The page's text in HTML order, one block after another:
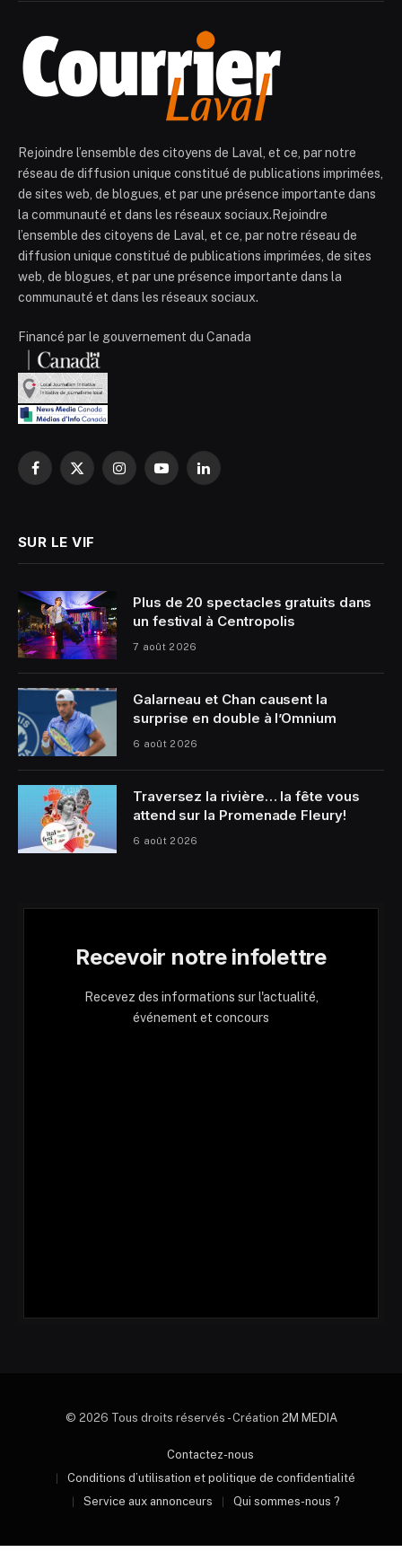
Rejoindre l’ensemble des citoyens de Laval, et ce, par notre
réseau de diffusion unique constitué de publications imprimées,
de sites web, de blogues, et par une présence importante dans
la communauté et dans les réseaux sociaux.Rejoindre
l’ensemble des citoyens de Laval, et ce, par notre réseau de
diffusion unique constitué de publications imprimées, de sites
web, de blogues, et par une présence importante dans la
communauté et dans les réseaux sociaux.
Financé par le gouvernement du Canada
Facebook
X
InstagramYouTubeLinkedIn
SUR LE VIF
Plus de 20 spectacles gratuits dans
un festival à Centropolis
7 août 2026
Galarneau et Chan causent la
surprise en double à l’Omnium
6 août 2026
Traversez la rivière… la fête vous
attend sur la Promenade Fleury!
6 août 2026
Recevoir notre infolettre
Recevez des informations sur l'actualité,
événement et concours
© 2026 Tous droits réservés - Création 2M MEDIA
Contactez-nous
Conditions d’utilisation et politique de confidentialité
Service aux annonceurs
Qui sommes-nous ?